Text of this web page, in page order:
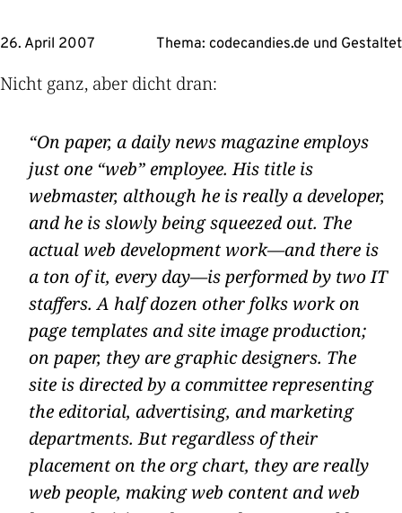
26. April 2007 Thema: codecandies.de und Gestaltet
Nicht ganz, aber dicht dran:
On paper, a daily news magazine employs
just one “web” employee. His title is
webmaster, although he is really a developer,
and he is slowly being squeezed out. The
actual web development work—and there is
a ton of it, every day—is performed by two IT
staffers. A half dozen other folks work on
page templates and site image production;
on paper, they are graphic designers. The
site is directed by a committee representing
the editorial, advertising, and marketing
departments. But regardless of their
placement on the org chart, they are really
web people, making web content and web